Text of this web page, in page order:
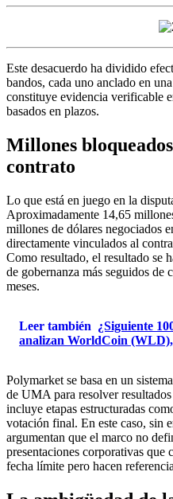
Este desacuerdo ha dividido
bandos, cada uno anclado en
constituye evidencia verificable
basados ​​en plazos.
Millones
contrato
Lo que está en juego en la
Aproximadamente 14,65
millones de dólares negociados
directamente vinculados al
Como resultado, el resultado se
de gobernanza más seguidos de
meses.
Leer también ¿Siguiente
analizan WorldCoin
Polymarket se basa en un
de UMA para resolver
incluye etapas estructuradas
votación final. En este caso, sin
argumentan que el marco no
presentaciones corporativas que
fecha límite pero hacen